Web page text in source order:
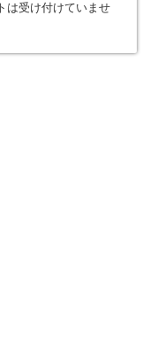
は受け付けていませ